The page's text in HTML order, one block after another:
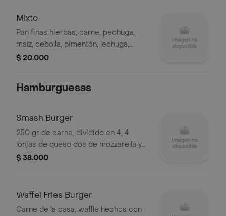
Mixto
Pan finas hierbas, carne, pechuga,
maíz, cebolla, pimentón, lechuga,
queso costeño, tártara.
$ 20.000
Hamburguesas
Smash Burger
250 gr de carne, dividido en 4, 4
lonjas de queso dos de mozzarella y
dos de cheddar, Salsa de paprika,
$ 38.000
Waffel Fries Burger
Carne de la casa, waffle hechos con